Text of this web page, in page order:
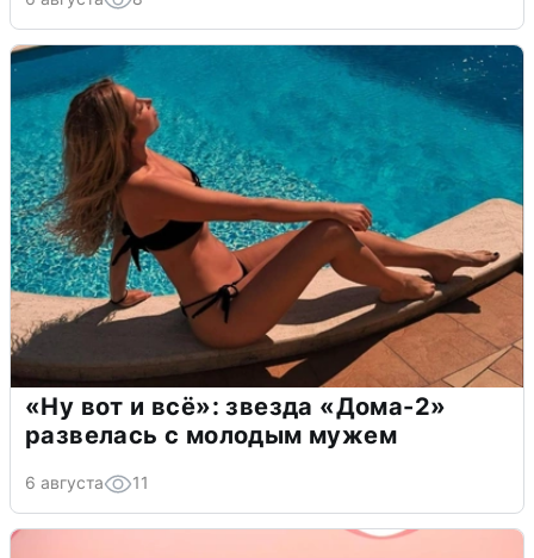
«Ну вот и всё»: звезда «Дома-2»
развелась с молодым мужем
6 августа 11